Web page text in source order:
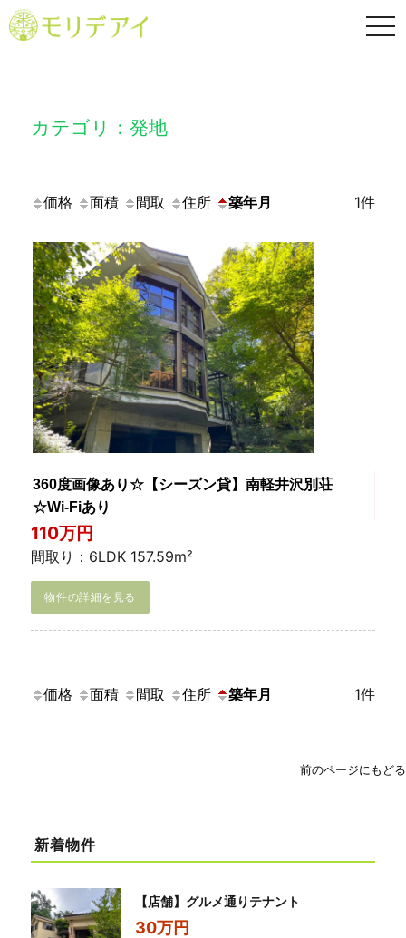
カテゴリ：発地
価格 面積 間取 住所 築年月 1件
360度画像あり☆【シーズン貸】南軽井沢別荘
☆Wi-Fiあり
110万円
間取り：6LDK 157.59m²
物件の詳細を見る
価格 面積 間取 住所 築年月 1件
前のページにもどる
新着物件
【店舗】グルメ通りテナント
30万円